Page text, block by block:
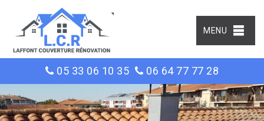
MENU
05 33 06 10 35 06 64 77 77 28